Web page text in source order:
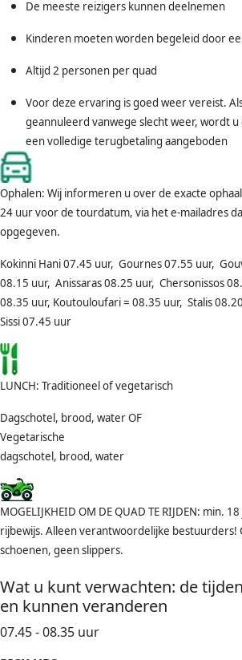
De meeste reizigers kunnen deelnemen
Kinderen moeten worden begeleid door
Altijd 2 personen per quad
Voor deze ervaring is goed weer vereist.
geannuleerd vanwege slecht weer, wordt
een volledige terugbetaling aangeboden
Ophalen: Wij informeren u over de exacte
24 uur voor de tourdatum, via het e-mailadres
opgegeven.
Kokinni Hani 07.45 uur, Gournes 07.55 uur,
08.15 uur, Anissaras 08.25 uur, Chersonissos
08.35 uur, Koutouloufari = 08.35 uur, Stalis
Sissi 07.45 uur
LUNCH: Traditioneel of vegetarisch
Dagschotel, brood, water OF
Vegetarische
dagschotel, brood, water
MOGELIJKHEID OM DE QUAD TE RIJDEN: min.
rijbewijs. Alleen verantwoordelijke bestuurders!
schoenen, geen slippers.
Wat u kunt verwachten: de
en kunnen veranderen
07.45 - 08.35 uur